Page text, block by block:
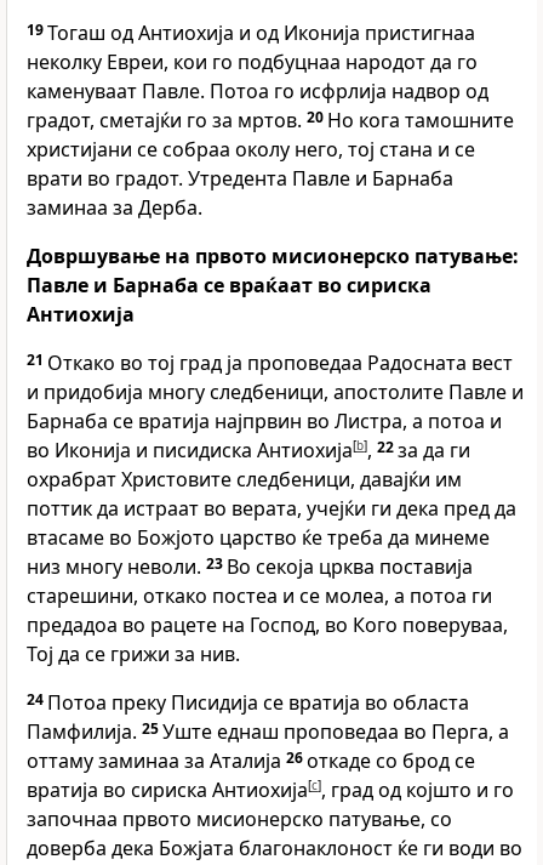
19Тогаш од Антиохија и од Иконија пристигнаа
неколку Евреи, кои го подбуцнаа народот да го
каменуваат Павле. Потоа го исфрлија надвор од
градот, сметајќи го за мртов. 20 Но кога тамошните
христијани се собраа околу него, тој стана и се
врати во градот. Утредента Павле и Барнаба
заминаа за Дерба.
Довршување на првото мисионерско патување:
Павле и Барнаба се враќаат во сириска
Антиохија
21 Откако во тој град ја проповедаа Радосната вест
и придобија многу следбеници, апостолите Павле и
Барнаба се вратија најпрвин во Листра, а потоа и
во Иконија и писидиска Антиохија[b], 22за да ги
охрабрат Христовите следбеници, давајќи им
поттик да истраат во верата, учејќи ги дека пред да
втасаме во Божјото царство ќе треба да минеме
низ многу неволи. 23 Во секоја црква поставија
старешини, откако постеа и се молеа, а потоа ги
предадоа во рацете на Господ, во Кого поверуваа,
Тој да се грижи за нив.
24 Потоа преку Писидија се вратија во областа
Памфилија. 25Уште еднаш проповедаа во Перга, а
оттаму заминаа за Аталија 26откаде со брод се
вратија во сириска Антиохија[c], град од којшто и го
започнаа првото мисионерско патување, со
доверба дека Божјата благонаклоност ќе ги води во